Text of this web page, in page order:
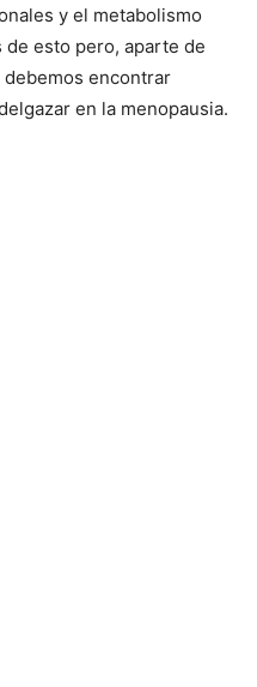
y el metabolismo
esto pero, aparte de
encontrar
en la menopausia.